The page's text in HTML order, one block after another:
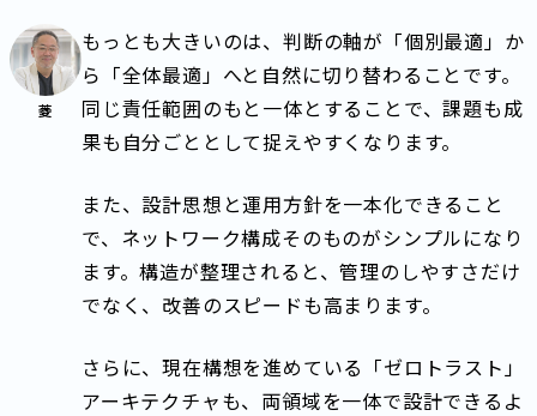
菱
もっとも大きいのは、判断の軸が「個別最適」か
ら「全体最適」へと自然に切り替わることです。
同じ責任範囲のもと一体とすることで、課題も成
果も自分ごととして捉えやすくなります。
また、設計思想と運用方針を一本化できること
で、ネットワーク構成そのものがシンプルになり
ます。構造が整理されると、管理のしやすさだけ
でなく、改善のスピードも高まります。
さらに、現在構想を進めている「ゼロトラスト」
アーキテクチャも、両領域を一体で設計できるよ